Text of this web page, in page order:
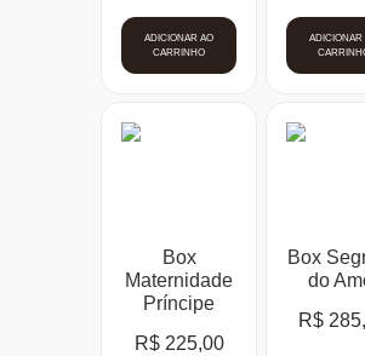
ADICIONAR AO
CARRINHO
ADICIONAR
Box
Maternidade
Príncipe
R$225,00
Box
do
R$